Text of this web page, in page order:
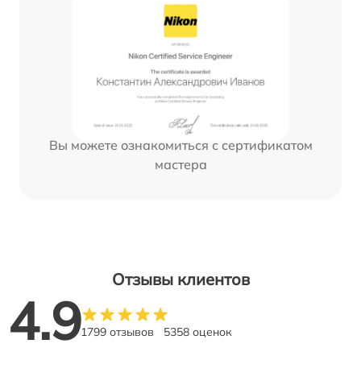
Вы можете ознакомиться с сертификатом
мастера
Отзывы клиентов
4.91799 отзывов 5358 оценок